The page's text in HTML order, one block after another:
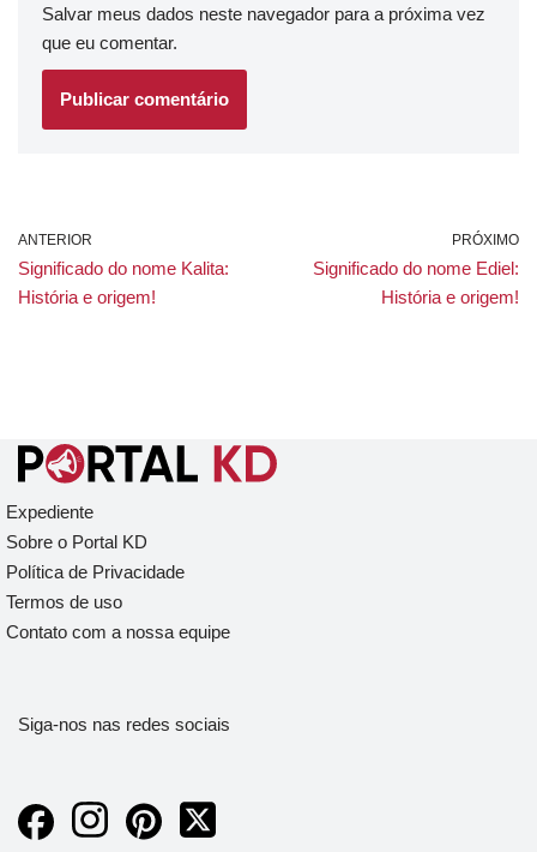
Salvar meus dados neste navegador para a próxima vez
que eu comentar.
ANTERIOR
Significado do nome Kalita:
História e origem!
PRÓXIMO
Significado do nome Ediel:
História e origem!
Expediente
Sobre o Portal KD
Política de Privacidade
Termos de uso
Contato com a nossa equipe
Siga-nos nas redes sociais